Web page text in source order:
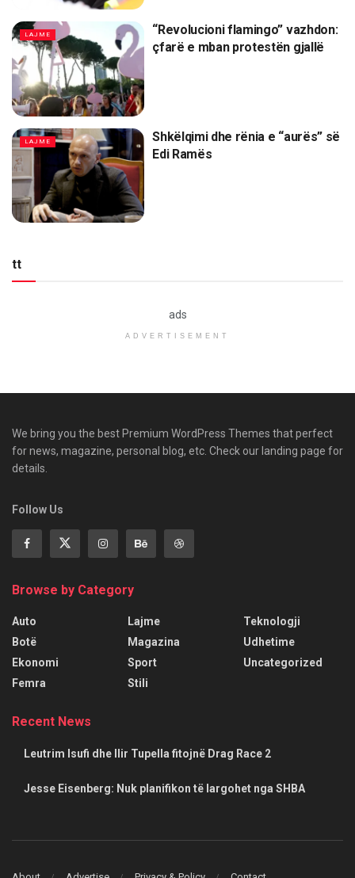
LAJME
“Revolucioni flamingo” vazhdon:
çfarë e mban protestën gjallë
LAJME
Shkëlqimi dhe rënia e “aurës” së
Edi Ramës
tt
ads
ADVERTISEMENT
We bring you the best Premium WordPress Themes that perfect
for news, magazine, personal blog, etc. Check our landing page for
details.
Follow Us
Browse by Category
Auto
Botë
Ekonomi
Femra
Lajme
Magazina
Sport
Stili
Teknologji
Udhetime
Uncategorized
Recent News
Leutrim Isufi dhe Ilir Tupella fitojnë Drag Race 2
Jesse Eisenberg: Nuk planifikon të largohet nga SHBA